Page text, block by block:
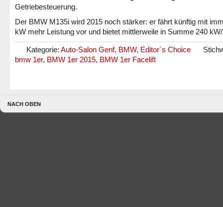
Getriebesteuerung.
Der BMW M135i wird 2015 noch stärker: er fährt künftig mit
kW mehr Leistung vor und bietet mittlerweile in Summe 240
Kategorie: Auto-Salon Genf, BMW, Editor´s Choice
bmw 1er, BMW 1er 2015, BMW 1er Facelift
NACH OBEN